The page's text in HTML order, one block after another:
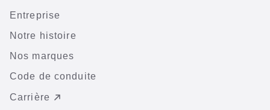
Entreprise
Notre histoire
Nos marques
Code de conduite
Carrière